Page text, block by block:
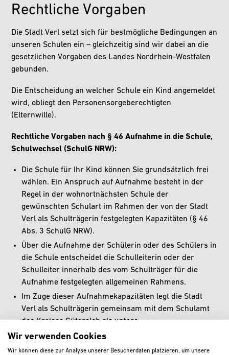
Rechtliche Vorgaben
Die Stadt Verl setzt sich für bestmögliche Bedingungen an
unseren Schulen ein – gleichzeitig sind wir dabei an die
gesetzlichen Vorgaben des Landes Nordrhein-Westfalen
gebunden.
Die Entscheidung an welcher Schule ein Kind angemeldet
wird, obliegt den Personensorgeberechtigten
(Elternwille).
Rechtliche Vorgaben nach § 46 Aufnahme in die Schule,
Schulwechsel (SchulG NRW):
Die Schule für Ihr Kind können Sie grundsätzlich frei
wählen. Ein Anspruch auf Aufnahme besteht in der
Regel in der wohnortnächsten Schule der
gewünschten Schulart im Rahmen der von der Stadt
Verl als Schulträgerin festgelegten Kapazitäten (§ 46
Abs. 3 SchulG NRW).
Über die Aufnahme der Schülerin oder des Schülers in
die Schule entscheidet die Schulleiterin oder der
Schulleiter innerhalb des vom Schulträger für die
Aufnahme festgelegten allgemeinen Rahmens.
Im Zuge dieser Aufnahmekapazitäten legt die Stadt
Verl als Schulträgerin gemeinsam mit dem Schulamt
des Kreises Gütersloh als untere
Schulaufsichtsbehörde die Verteilung der zu bildenden
Wir verwenden Cookies
Wir können diese zur Analyse unserer Besucherdaten platzieren, um unsere